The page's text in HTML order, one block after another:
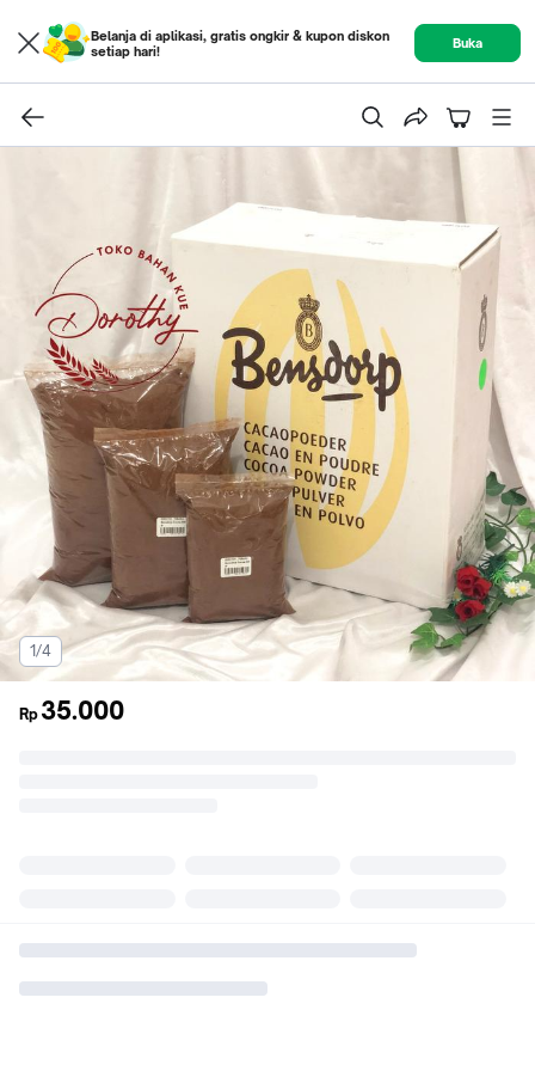
Belanja di aplikasi, gratis ongkir & kupon diskon
setiap hari!
Buka
1/4
Rp 35.000